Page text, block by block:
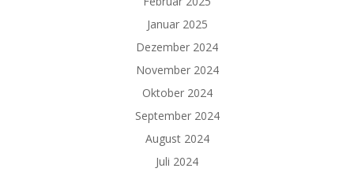
Januar 2025
Dezember 2024
November 2024
Oktober 2024
September 2024
August 2024
Juli 2024